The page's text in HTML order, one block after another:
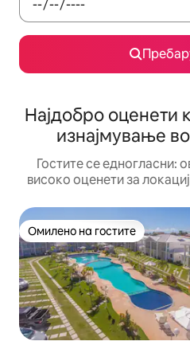
Најдобро оценети
изнајмување
Гостите се едногласни:
високо оценети за
Омилено на гостите
Омилено на гостите